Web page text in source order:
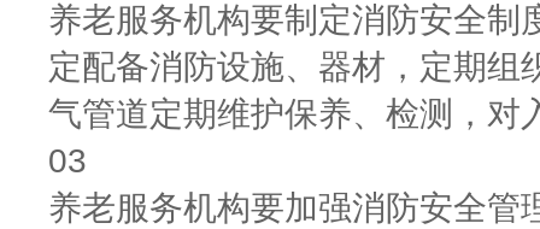
养老服务机构要制定消防安全制
定配备消防设施、器材，定期组
气管道定期维护保养、检测，对
03
养老服务机构要加强消防安全管